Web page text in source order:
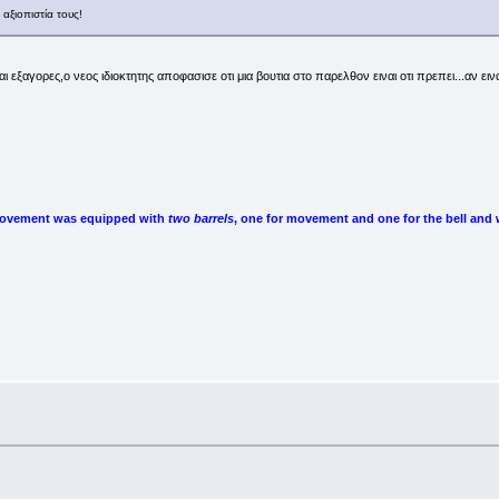
τους!
νεος ιδιοκτητης αποφασισε οτι μια βουτια στο παρελθον ειναι οτι πρεπει...αν
was equipped with two barrels, one for movement and one for the bell and